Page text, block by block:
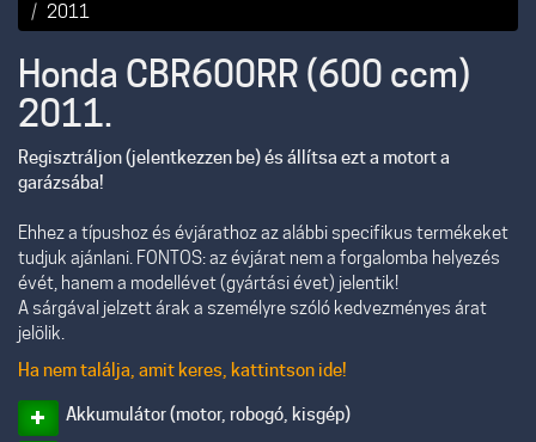
2011
Honda CBR600RR (600 ccm)
2011.
Regisztráljon (jelentkezzen be) és állítsa ezt a motort a
garázsába!
Ehhez a típushoz és évjárathoz az alábbi specifikus termékeket
tudjuk ajánlani. FONTOS: az évjárat nem a forgalomba helyezés
évét, hanem a modellévet (gyártási évet) jelentik!
A sárgával jelzett árak a személyre szóló kedvezményes árat
jelölik.
Ha nem találja, amit keres, kattintson ide!
Akkumulátor (motor, robogó, kisgép)